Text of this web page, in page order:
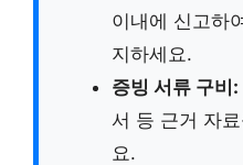
이내에 신고하
지하세요.
증빙 서류 구비:
서 등 근거 자
요.